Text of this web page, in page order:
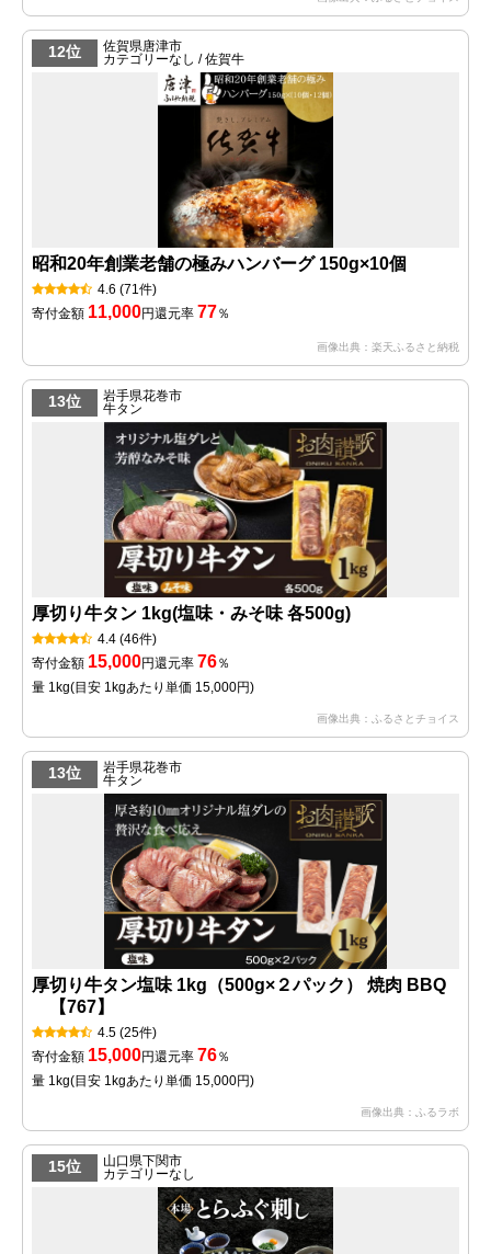
12位
佐賀県唐津市
カテゴリーなし / 佐賀牛
昭和20年創業老舗の極みハンバーグ 150g×10個
4.6 (71件)
寄付金額 11,000円還元率 77％
画像出典：楽天ふるさと納税
13位
岩手県花巻市
牛タン
厚切り牛タン 1kg(塩味・みそ味 各500g)
4.4 (46件)
寄付金額 15,000円還元率 76％
量 1kg(目安 1kgあたり単価 15,000円)
画像出典：ふるさとチョイス
13位
岩手県花巻市
牛タン
厚切り牛タン塩味 1kg（500g×２パック） 焼肉 BBQ
【767】
4.5 (25件)
寄付金額 15,000円還元率 76％
量 1kg(目安 1kgあたり単価 15,000円)
画像出典：ふるラボ
15位
山口県下関市
カテゴリーなし